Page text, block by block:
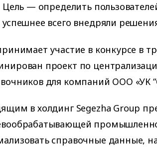
Цель — определить
успешнее всего внедряли
участие в конкурсе в
проект по
для компаний ООО «УК
в холдинг Segezha Group
справочные данные,